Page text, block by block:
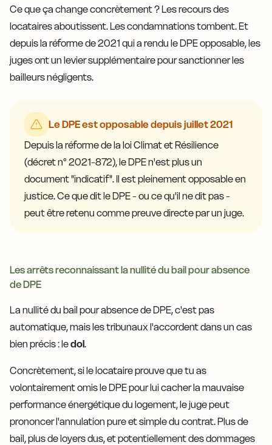
Ce que ça change concrètement ? Les recours des
locataires aboutissent. Les condamnations tombent. Et
depuis la réforme de 2021 qui a rendu le DPE opposable, les
juges ont un levier supplémentaire pour sanctionner les
bailleurs négligents.
Le DPE est opposable depuis juillet 2021
Depuis la réforme de la loi Climat et Résilience
(décret n° 2021-872), le DPE n'est plus un
document "indicatif". Il est pleinement opposable en
justice. Ce que dit le DPE - ou ce qu'il ne dit pas -
peut être retenu comme preuve directe par un juge.
Les arrêts reconnaissant la nullité du bail pour absence
de DPE
La nullité du bail pour absence de DPE, c'est pas
automatique, mais les tribunaux l'accordent dans un cas
bien précis : ledol.
Concrètement, si le locataire prouve que tu as
volontairement omis le DPE pour lui cacher la mauvaise
performance énergétique du logement, le juge peut
prononcer l'annulation pure et simple du contrat. Plus de
bail, plus de loyers dus, et potentiellement des dommages